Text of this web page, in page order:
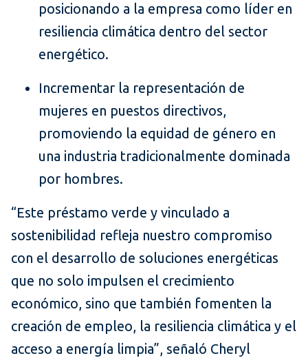
posicionando a la empresa como líder en
resiliencia climática dentro del sector
energético.
Incrementar la representación de
mujeres en puestos directivos,
promoviendo la equidad de género en
una industria tradicionalmente dominada
por hombres.
“Este préstamo verde y vinculado a
sostenibilidad refleja nuestro compromiso
con el desarrollo de soluciones energéticas
que no solo impulsen el crecimiento
económico, sino que también fomenten la
creación de empleo, la resiliencia climática y el
acceso a energía limpia”, señaló Cheryl